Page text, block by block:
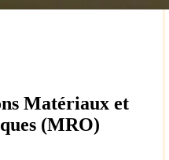
Matériaux et
(MRO)